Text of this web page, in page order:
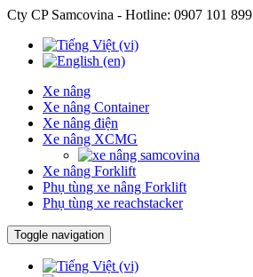
Cty CP Samcovina - Hotline: 0907 101 899
Xe nâng
Xe nâng Container
Xe nâng điện
Xe nâng XCMG
Xe nâng Forklift
Phụ tùng xe nâng Forklift
Phụ tùng xe reachstacker
Toggle navigation